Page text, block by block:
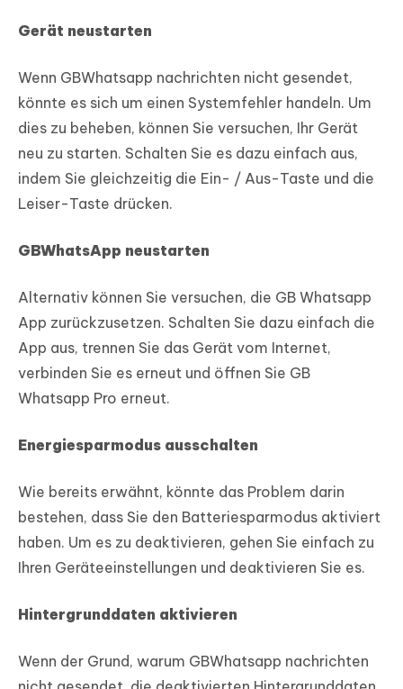
Gerät neustarten
Wenn GBWhatsapp nachrichten nicht gesendet,
könnte es sich um einen Systemfehler handeln. Um
dies zu beheben, können Sie versuchen, Ihr Gerät
neu zu starten. Schalten Sie es dazu einfach aus,
indem Sie gleichzeitig die Ein- / Aus-Taste und die
Leiser-Taste drücken.
GBWhatsApp neustarten
Alternativ können Sie versuchen, die GB Whatsapp
App zurückzusetzen. Schalten Sie dazu einfach die
App aus, trennen Sie das Gerät vom Internet,
verbinden Sie es erneut und öffnen Sie GB
Whatsapp Pro erneut.
Energiesparmodus ausschalten
Wie bereits erwähnt, könnte das Problem darin
bestehen, dass Sie den Batteriesparmodus aktiviert
haben. Um es zu deaktivieren, gehen Sie einfach zu
Ihren Geräteeinstellungen und deaktivieren Sie es.
Hintergrunddaten aktivieren
Wenn der Grund, warum GBWhatsapp nachrichten